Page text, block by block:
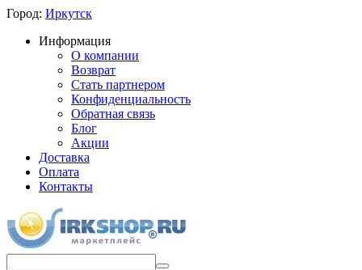
Город: Иркутск
Информация
О компании
Возврат
Стать партнером
Конфиденциальность
Обратная связь
Блог
Акции
Доставка
Оплата
Контакты